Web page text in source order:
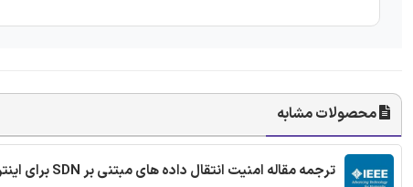
محصولات مشابه
ترجمه مقاله امنیت انتقال داده های مبتنی بر SDN برای اینترنت اشیا